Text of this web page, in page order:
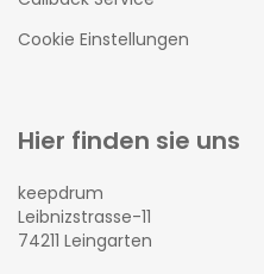
Cookie Einstellungen
Hier finden sie uns
keepdrum
Leibnizstrasse-11
74211 Leingarten